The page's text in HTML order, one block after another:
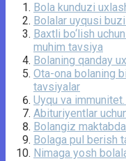
Bola kunduzi
Bolalar uyqusi
Baxtli bo‘lish
muhim tavsiya
Bolaning qanday
Ota-ona bolaning
tavsiyalar
Uyqu va
Abituriyentlar
Bolangiz
Bolaga pul berish
Nimaga yosh